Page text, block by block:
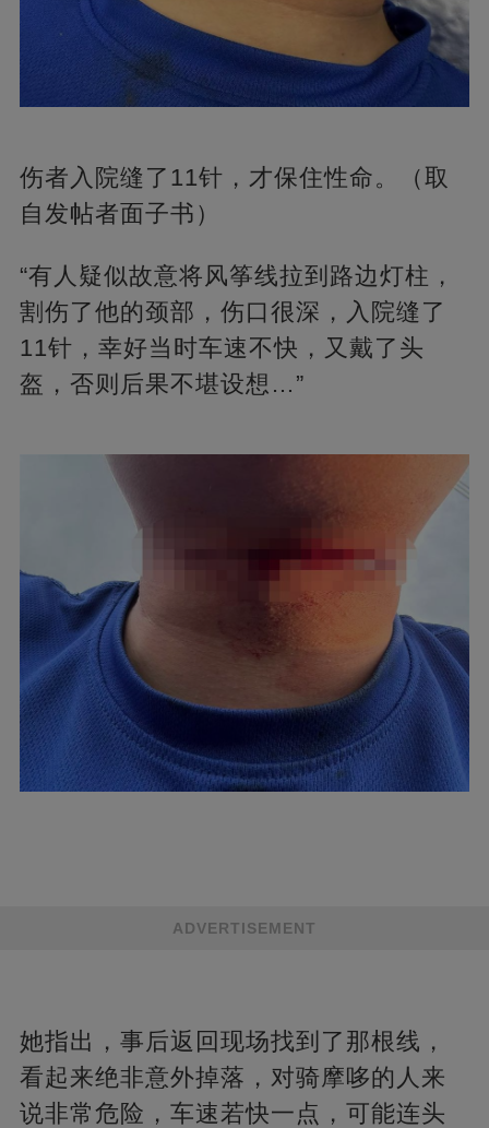
伤者入院缝了11针，才保住性命。（取
自发帖者面子书）
“有人疑似故意将风筝线拉到路边灯柱，
割伤了他的颈部，伤口很深，入院缝了
11针，幸好当时车速不快，又戴了头
盔，否则后果不堪设想…”
ADVERTISEMENT
她指出，事后返回现场找到了那根线，
看起来绝非意外掉落，对骑摩哆的人来
说非常危险，车速若快一点，可能连头